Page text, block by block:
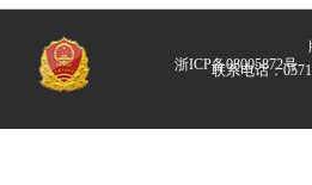
浙ICP备08005872号
联系电话：